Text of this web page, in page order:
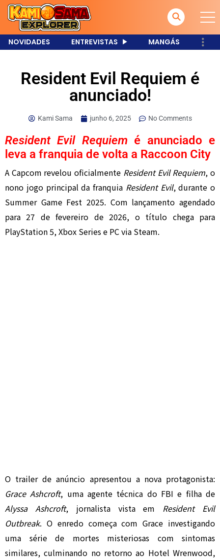
NOVIDADES ENTREVISTAS MANGÁS
Resident Evil Requiem é
anunciado!
Kami Sama junho 6, 2025 No Comments
Resident Evil Requiem é anunciado e
leva a franquia de volta a Raccoon City
A Capcom revelou oficialmente Resident Evil Requiem, o
nono jogo principal da franquia Resident Evil, durante o
Summer Game Fest 2025. Com lançamento agendado
para 27 de fevereiro de 2026, o título chega para
PlayStation 5, Xbox Series e PC via Steam.
O trailer de anúncio apresentou a nova protagonista:
Grace Ashcroft, uma agente técnica do FBI e filha de
Alyssa Ashcroft, jornalista vista em Resident Evil
Outbreak. O enredo começa com Grace investigando
uma série de mortes misteriosas com sintomas
similares, culminando no retorno ao Hotel Wrenwood,